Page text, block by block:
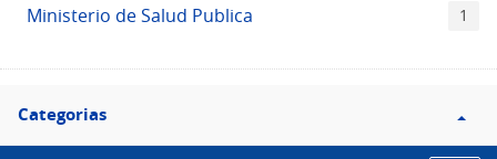
Ministerio de Salud Publica 1
Filtro
Categorias
Categorias